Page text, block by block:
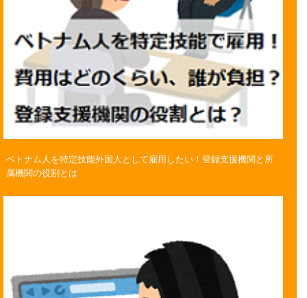
ベトナム人を特定技能外国人として雇用したい！登録支援機関と所
属機関の役割とは